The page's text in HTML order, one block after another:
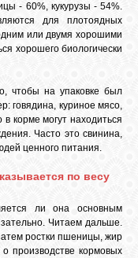
- 60%, кукурузы - 54%.
для плотоядных
или двумя хорошими
хорошего биологически
чтобы на упаковке был
говядина, куриное мясо,
корме могут находиться
Часто это свинина,
ценного питания.
по весу
ли она основным
Читаем дальше.
ростки пшеницы, жир
производстве кормовых